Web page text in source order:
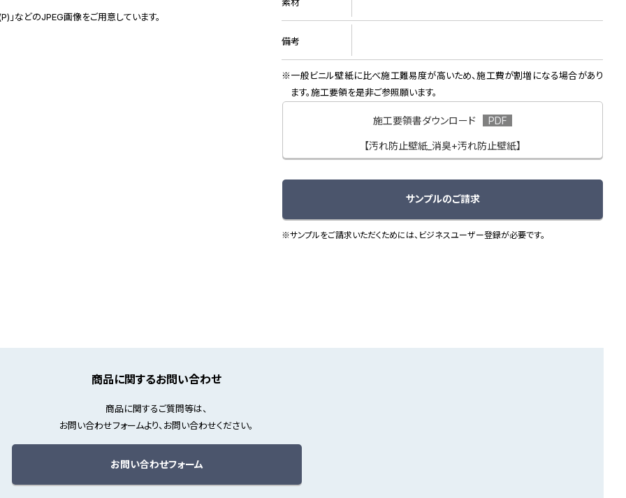
」などのJPEG画像をご用意しています。
備考
一般ビニル壁紙に比べ施工難易度が高いため、施工費が割増になる場合があり
ます。施工要領を是非ご参照願います。
施工要領書ダウンロード
【汚れ防止壁紙_消臭+汚れ防止壁紙】
サンプルのご請求
※サンプルをご請求いただくためには、ビジネスユーザー登録が必要です。
商品に関するお問い合わせ
商品に関するご質問等は、
お問い合わせフォームより、お問い合わせください。
お問い合わせフォーム